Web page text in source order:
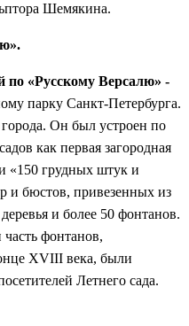
Шемякина.
по «Русскому Версалю» -
парку Санкт-Петербурга.
Он был устроен по
как первая загородная
«150 грудных штук и
и бюстов, привезенных из
и более 50 фонтанов.
фонтанов,
XVIII века, были
Летнего сада.